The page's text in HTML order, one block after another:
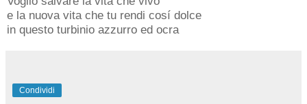
e la nuova vita che tu rendi cosí dolce
in questo turbinio azzurro ed ocra
Condividi